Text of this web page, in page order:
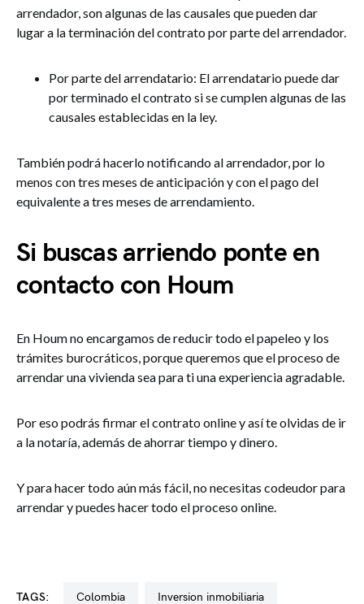
arrendador, son algunas de las causales que pueden dar
lugar a la terminación del contrato por parte del arrendador.
Por parte del arrendatario: El arrendatario puede dar
por terminado el contrato si se cumplen algunas de las
causales establecidas en la ley.
También podrá hacerlo notificando al arrendador, por lo
menos con tres meses de anticipación y con el pago del
equivalente a tres meses de arrendamiento.
Si buscas arriendo ponte en
contacto con Houm
En Houm no encargamos de reducir todo el papeleo y los
trámites burocráticos, porque queremos que el proceso de
arrendar una vivienda sea para ti una experiencia agradable.
Por eso podrás firmar el contrato online y así te olvidas de ir
a la notaría, además de ahorrar tiempo y dinero.
Y para hacer todo aún más fácil, no necesitas codeudor para
arrendar y puedes hacer todo el proceso online.
TAGS: colombia inversion inmobiliaria